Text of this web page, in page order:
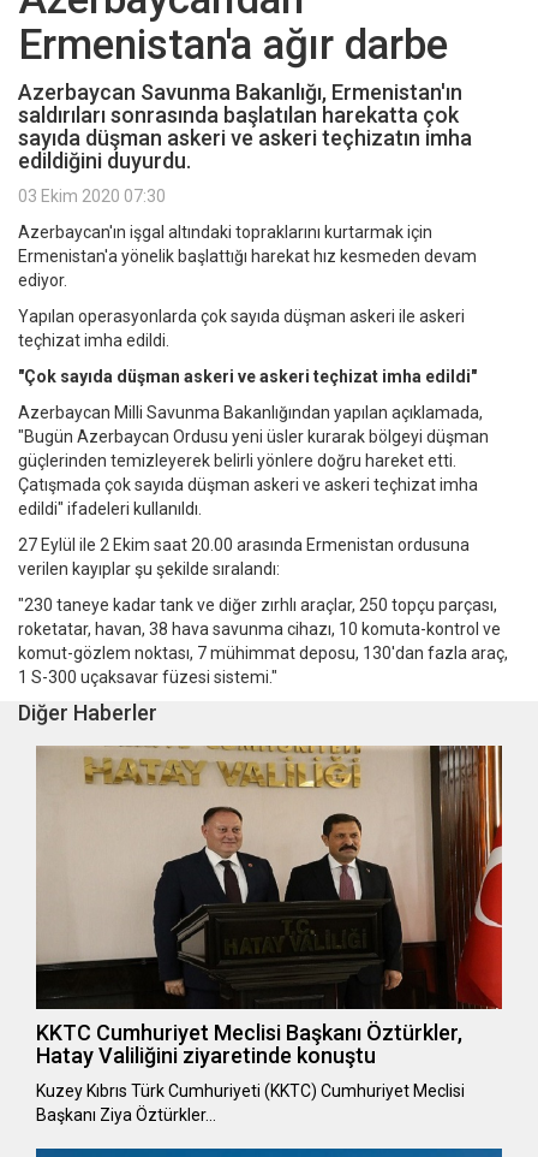
Ermenistan'a ağır darbe
Azerbaycan Savunma Bakanlığı, Ermenistan'ın
saldırıları sonrasında başlatılan harekatta çok
sayıda düşman askeri ve askeri teçhizatın imha
edildiğini duyurdu.
03 Ekim 2020 07:30
Azerbaycan'ın işgal altındaki topraklarını kurtarmak için
Ermenistan'a yönelik başlattığı harekat hız kesmeden devam
ediyor.
Yapılan operasyonlarda çok sayıda düşman askeri ile askeri
teçhizat imha edildi.
"Çok sayıda düşman askeri ve askeri teçhizat imha edildi"
Azerbaycan Milli Savunma Bakanlığından yapılan açıklamada,
"Bugün Azerbaycan Ordusu yeni üsler kurarak bölgeyi düşman
güçlerinden temizleyerek belirli yönlere doğru hareket etti.
Çatışmada çok sayıda düşman askeri ve askeri teçhizat imha
edildi" ifadeleri kullanıldı.
27 Eylül ile 2 Ekim saat 20.00 arasında Ermenistan ordusuna
verilen kayıplar şu şekilde sıralandı:
"230 taneye kadar tank ve diğer zırhlı araçlar, 250 topçu parçası,
roketatar, havan, 38 hava savunma cihazı, 10 komuta-kontrol ve
komut-gözlem noktası, 7 mühimmat deposu, 130'dan fazla araç,
1 S-300 uçaksavar füzesi sistemi."
Diğer Haberler
KKTC Cumhuriyet Meclisi Başkanı Öztürkler,
Hatay Valiliğini ziyaretinde konuştu
Kuzey Kıbrıs Türk Cumhuriyeti (KKTC) Cumhuriyet Meclisi
Başkanı Ziya Öztürkler…